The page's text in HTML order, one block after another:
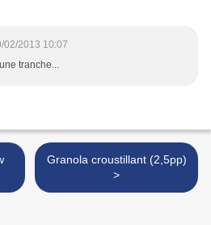
02/2013 10:07
tranche...
Granola croustillant (2,5pp)
>